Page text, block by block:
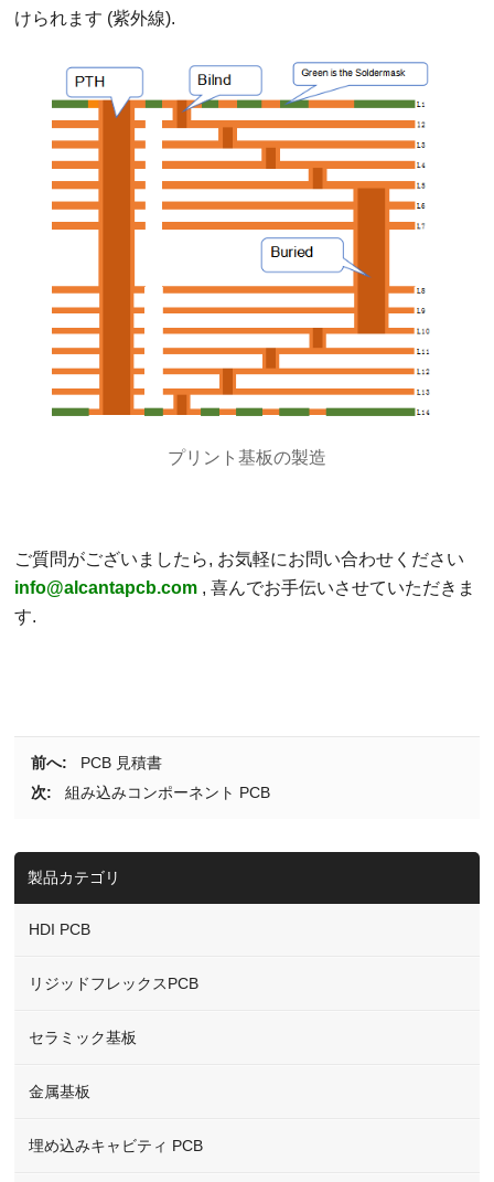
けられます (紫外線).
プリント基板の製造
ご質問がございましたら, お気軽にお問い合わせください
info@alcantapcb.com , 喜んでお手伝いさせていただきま
す.
前へ:
PCB 見積書
次:
組み込みコンポーネント PCB
製品カテゴリ
HDI PCB
リジッドフレックスPCB
セラミック基板
金属基板
埋め込みキャビティ PCB